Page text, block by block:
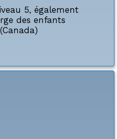
5, également
des enfants